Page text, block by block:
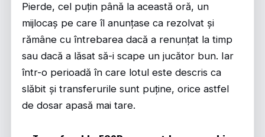
Pierde, cel puțin până la această oră, un
mijlocaș pe care îl anunțase ca rezolvat și
rămâne cu întrebarea dacă a renunțat la timp
sau dacă a lăsat să-i scape un jucător bun. Iar
într-o perioadă în care lotul este descris ca
slăbit și transferurile sunt puține, orice astfel
de dosar apasă mai tare.